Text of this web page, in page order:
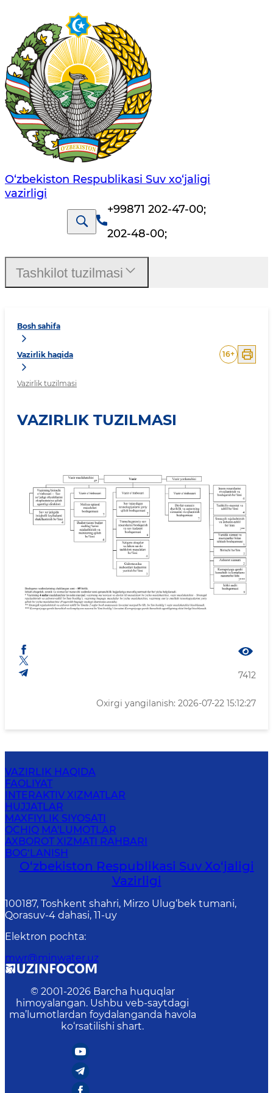
O‘zbekiston Respublikasi Suv хo‘jaligi
vazirligi
+99871 202-47-00;
202-48-00;
Bosh sahifa
Vazirlik haqida
Vazirlik tuzilmasi
16+
VAZIRLIK TUZILMASI
7412
Oxirgi yangilanish: 2026-07-22 15:12:27
Tashkilot tuzilmasi
VAZIRLIK HAQIDA
FAOLIYAT
INTERAKTIV XIZMATLAR
HUJJATLAR
MAXFIYLIK SIYOSATI
OCHIQ MA'LUMOTLAR
AXBOROT XIZMATI RAHBARI
BOG‘LANISH
O‘zbekiston Respublikasi Suv Хo‘jaligi
Vazirligi
100187, Toshkent shahri, Mirzo Ulug‘bek tumani,
Qorasuv-4 dahasi, 11-uy
Elektron pochta:
mwr@minwater.uz
© 2001-2026 Barcha huquqlar
himoyalangan. Ushbu veb-saytdagi
ma’lumotlardan foydalanganda havola
ko‘rsatilishi shart.